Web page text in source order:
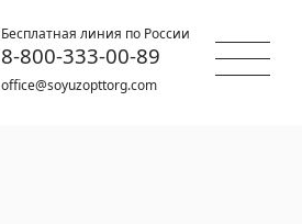
Бесплатная линия по России
8-800-333-00-89
office@soyuzopttorg.com